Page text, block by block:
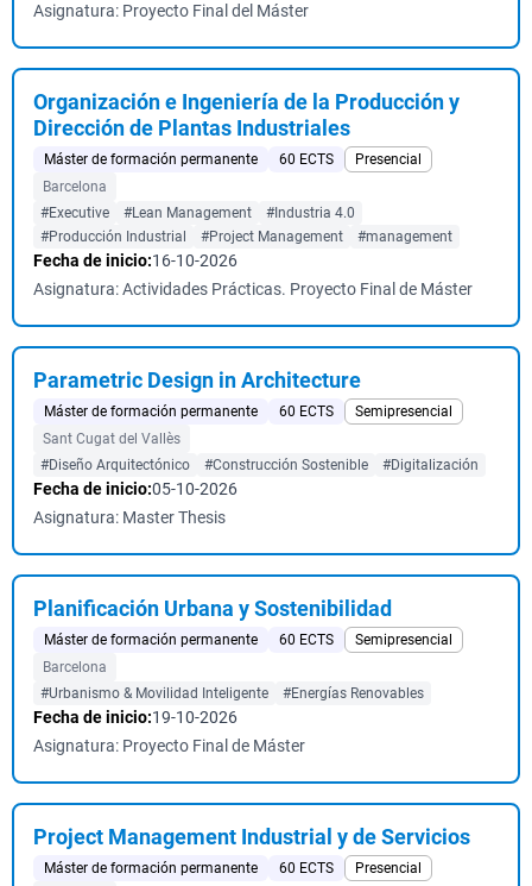
Asignatura: Proyecto Final del Máster
Organización e Ingeniería de la Producción y
Dirección de Plantas Industriales
Máster de formación permanente 60 ECTS
Presencial
Barcelona
#Executive
#Lean Management
#Industria 4.0
#Producción Industrial
#Project Management #management
Fecha de inicio:16-10-2026
Asignatura: Actividades Prácticas. Proyecto Final de Máster
Parametric Design in Architecture
Máster de formación permanente 60 ECTS
Semipresencial
Sant Cugat del Vallès
#Diseño Arquitectónico
#Construcción Sostenible #Digitalización
Fecha de inicio:05-10-2026
Asignatura: Master Thesis
Planificación Urbana y Sostenibilidad
Máster de formación permanente 60 ECTS
Semipresencial
Barcelona
#Urbanismo & Movilidad Inteligente
#Energías Renovables
Fecha de inicio:19-10-2026
Asignatura: Proyecto Final de Máster
Project Management Industrial y de Servicios
Máster de formación permanente 60 ECTS
Presencial